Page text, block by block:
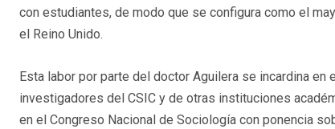
con estudiantes, de modo que se configura como el
el Reino Unido.
Esta labor por parte del doctor Aguilera se incardina
investigadores del CSIC y de otras instituciones
en el Congreso Nacional de Sociología con ponencia